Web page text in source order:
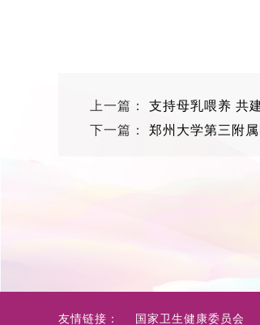
上一篇： 支持母乳喂养 共
下一篇： 郑州大学第三附
友情链接： 国家卫生健康委员会